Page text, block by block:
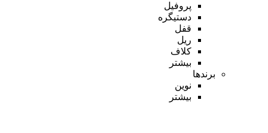
پروفیل
دستیگره
قفل
ریل
کلاف
بیشتر
برندها
نوین
بیشتر